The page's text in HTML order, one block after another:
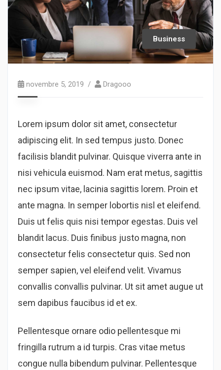
Business
novembre 5, 2019 Dragooo
Lorem ipsum dolor sit amet, consectetur
adipiscing elit. In sed tempus justo. Donec
facilisis blandit pulvinar. Quisque viverra ante in
nisi vehicula euismod. Nam erat metus, sagittis
nec ipsum vitae, lacinia sagittis lorem. Proin et
ante magna. In semper lobortis nisl et eleifend.
Duis ut felis quis nisi tempor egestas. Duis vel
blandit lacus. Duis finibus justo magna, non
consectetur felis consectetur quis. Sed non
semper sapien, vel eleifend velit. Vivamus
convallis convallis pulvinar. Ut sit amet augue ut
sem dapibus faucibus id et ex.
Pellentesque ornare odio pellentesque mi
fringilla rutrum a id turpis. Cras vitae metus
congue nulla bibendum pulvinar. Pellentesque